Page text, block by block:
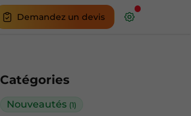
Demandez un devis
Catégories
Nouveautés (1)